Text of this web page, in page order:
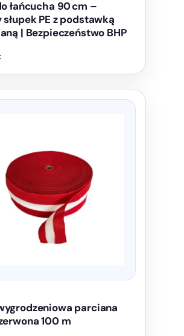
łańcucha 90 cm –
PE z podstawką
| Bezpieczeństwo BHP
parciana
100 m